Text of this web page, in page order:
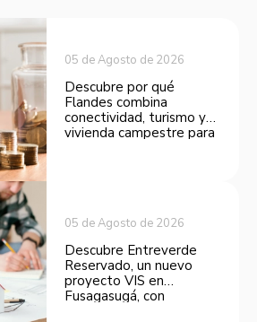
05 de Agosto de 2026
Descubre por qué
Flandes combina
conectividad, turismo y
vivienda campestre para
05 de Agosto de 2026
Descubre Entreverde
Reservado, un nuevo
proyecto VIS en
Fusagasugá, con